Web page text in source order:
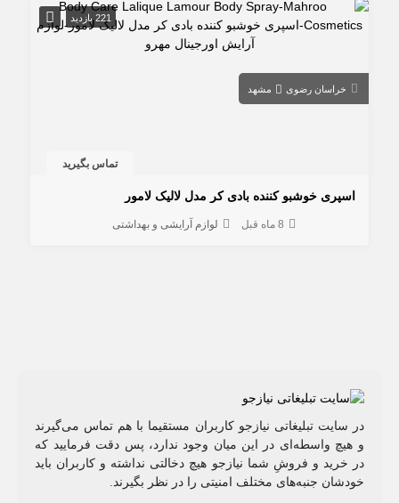
221 بازدید
خراسان رضوی مشهد
تماس بگیرید
اسپری خوشبو کننده بادی کر مدل لالیک لامور
8 ماه قبل لوازم آرایشی و بهداشتی
در سایت تبلیغاتی نیازجو کاربران مستقیما با هم تماس می‌گیرند
و هیچ واسطه‌ای در این میان وجود ندارد، پس دقت فرمایید که
در خرید و فروشِ شما نیازجو هیچ دخالتی نداشته و کاربران باید
خودشان جنبه‌های مختلف امنیتی را در نظر بگیرند.